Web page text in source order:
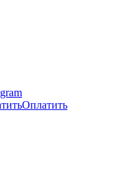
Оплатить